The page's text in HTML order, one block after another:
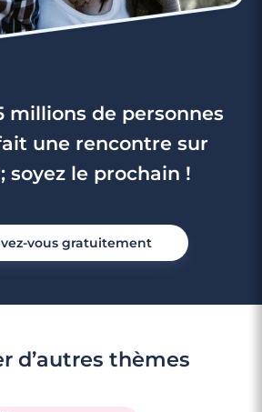
millions de personnes
une rencontre sur
soyez le prochain !
vous gratuitement
d’autres thèmes